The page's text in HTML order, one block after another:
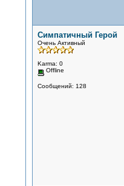
Симпатичный Герой
Очень Активный
Karma: 0
Offline
Сообщений: 128